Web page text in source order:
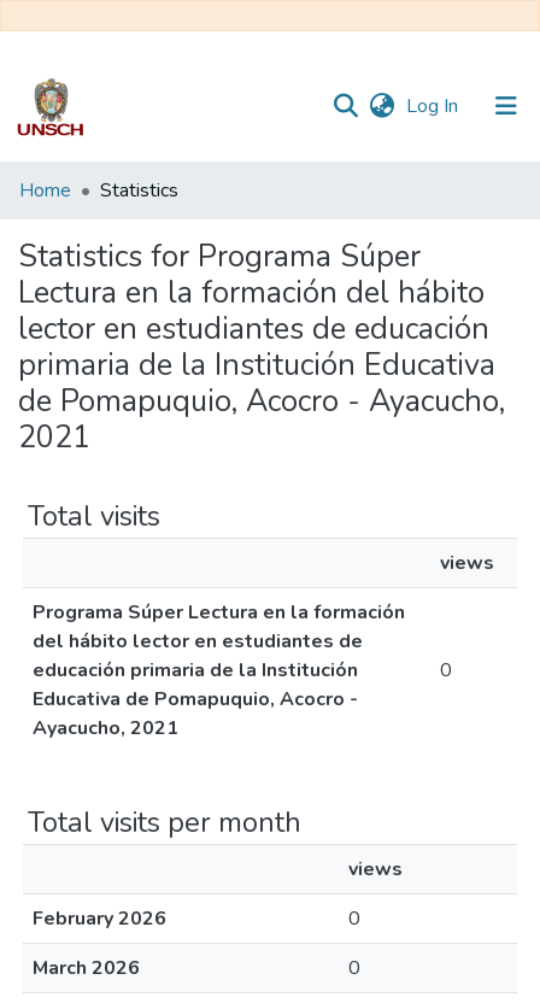
Log In (current)
Communities
Collections
All of DSpace
Home Statistics
Statistics for Programa Súper
Lectura en la formación del hábito
lector en estudiantes de educación
primaria de la Institución Educativa
de Pomapuquio, Acocro - Ayacucho,
2021
Total visits
views
Programa Súper Lectura en la formación
del hábito lector en estudiantes de
educación primaria de la Institución
Educativa de Pomapuquio, Acocro -
Ayacucho, 2021
0
Total visits per month
views
February 2026
0
March 2026
0